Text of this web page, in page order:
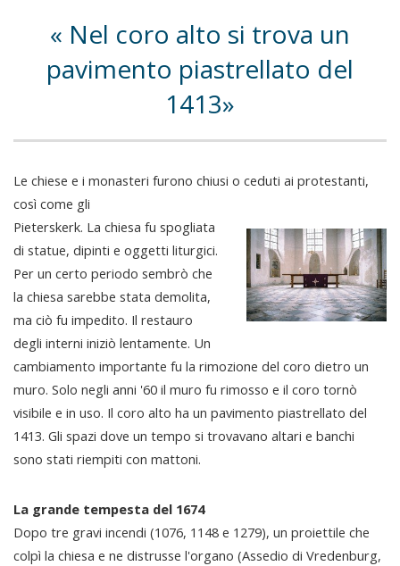
Nel coro alto si trova un
pavimento piastrellato del
1413
Le chiese e i monasteri furono chiusi o ceduti ai protestanti,
così come gli
Pieterskerk. La chiesa fu spogliata
di statue, dipinti e oggetti liturgici.
Per un certo periodo sembrò che
la chiesa sarebbe stata demolita,
ma ciò fu impedito. Il restauro
degli interni iniziò lentamente. Un
cambiamento importante fu la rimozione del coro dietro un
muro. Solo negli anni '60 il muro fu rimosso e il coro tornò
visibile e in uso. Il coro alto ha un pavimento piastrellato del
1413. Gli spazi dove un tempo si trovavano altari e banchi
sono stati riempiti con mattoni.
La grande tempesta del 1674
Dopo tre gravi incendi (1076, 1148 e 1279), un proiettile che
colpì la chiesa e ne distrusse l'organo (Assedio di Vredenburg,